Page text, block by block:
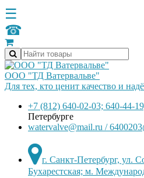
☰
☎
ООО "ТД Ватервальве"
Для тех, кто ценит качество и
+7 (812) 640-02-03; 640-44-
Петербурге
watervalve@mail.ru /
г. Санкт-Петербург, ул.
Бухарестская; м.